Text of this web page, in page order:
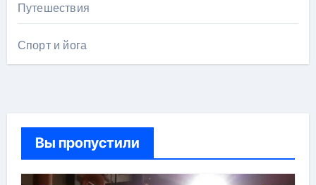
Путешествия
Спорт и йога
Вы пропустили